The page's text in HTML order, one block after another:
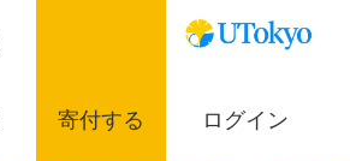
寄付する ログイン